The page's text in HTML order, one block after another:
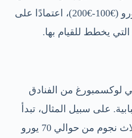
بحوالي 100 إلى 200 يورو (€100-€200)، اعتمادًا على
يخطط للقيام بها.
لوكسمبورغ من الفنادق
على سبيل المثال، تبدأ
أسعار الفنادق ذات الثلاث نجوم من حوالي 70 يورو